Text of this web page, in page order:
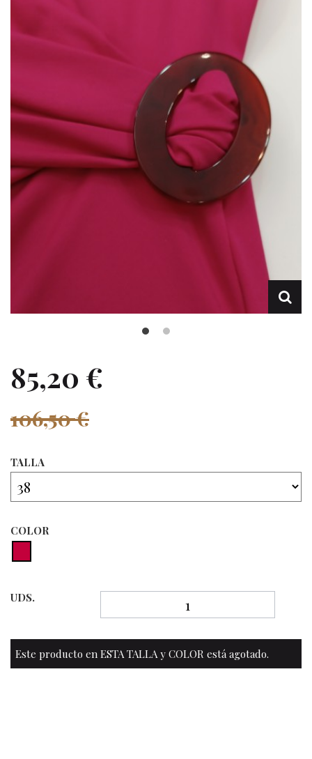
Prendas moldeadoras
Ortopedia
Outlet
85,20 €
106,50 €
TALLA
COLOR
UDS.
Este producto en ESTA TALLA y COLOR está agotado.